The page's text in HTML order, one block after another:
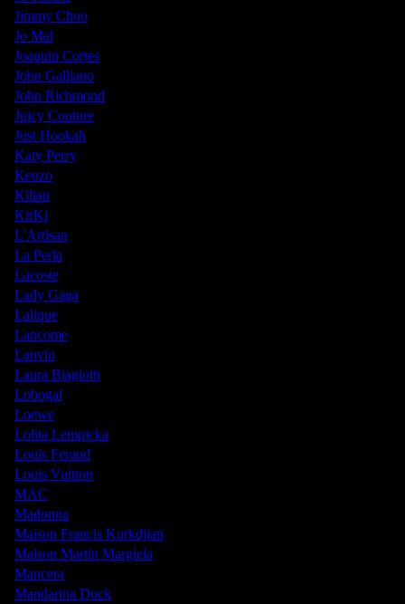
Jimmy Choo
Jo Mal
Joaquin Cortes
John Galliano
John Richmond
Juicy Couture
Just Hookah
Katy Perry
Kenzo
Kilian
KirKi
L'Artisan
La Perla
Lacoste
Lady Gaga
Lalique
Lancome
Lanvin
Laura Biagiotti
Lobogal
Loewe
Lolita Lempicka
Louis Feraud
Louis Vuitton
MAC
Madonna
Maison Francis Kurkdjian
Maison Martin Margiela
Mancera
Mandarina Duck